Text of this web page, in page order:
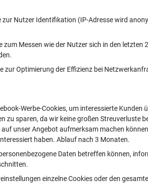
zur Nutzer Identifikation (IP-Adresse wird
zum Messen wie der Nutzer sich in den letzten
zur Optimierung der Effizienz bei
Werbe-Cookies, um interessierte Kunden
zu sparen, da wir keine großen Streuverluste
unser Angebot aufmerksam machen
haben. Ablauf nach 3 Monaten.
Daten betreffen können,
einzelne Cookies oder den